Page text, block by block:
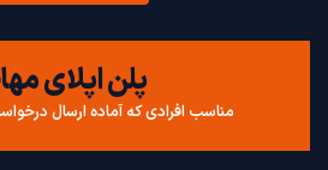
پلن اپلای
مناسب افرادی که آماده ارسال